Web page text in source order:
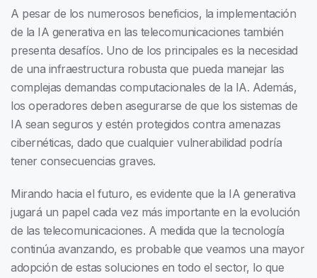
A pesar de los numerosos beneficios, la implementación
de la IA generativa en las telecomunicaciones también
presenta desafíos. Uno de los principales es la necesidad
de una infraestructura robusta que pueda manejar las
complejas demandas computacionales de la IA. Además,
los operadores deben asegurarse de que los sistemas de
IA sean seguros y estén protegidos contra amenazas
cibernéticas, dado que cualquier vulnerabilidad podría
tener consecuencias graves.
Mirando hacia el futuro, es evidente que la IA generativa
jugará un papel cada vez más importante en la evolución
de las telecomunicaciones. A medida que la tecnología
continúa avanzando, es probable que veamos una mayor
adopción de estas soluciones en todo el sector, lo que